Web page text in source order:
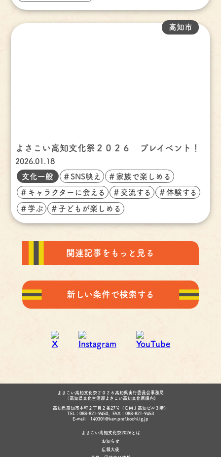
よさこい高知文化祭２０２６ プレイベント！
2026.01.18
高知市
文化一般 ＃SNS映え ＃家族で楽しめる
＃キャラクターに会える ＃交流する ＃体験する
＃学ぶ ＃子どもが楽しめる
関連記事をもっと見る
新しい条件で検索する
よさこい高知文化祭２０２６高知県実行委員会事務局
（高知県文化生活部よさこい高知文化祭課内)
高知県高知市本町２丁目２番27号（ＣＭＪ高知ビル３階）
TEL：088-821-9450、FAX：088-821-9453
E-mail：140301@ken.pref.kochi.lg.jp
よさこい高知文化祭2026とは
お知らせ
広報大使